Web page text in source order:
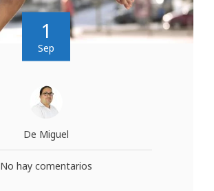
1
Sep
De Miguel
No hay comentarios